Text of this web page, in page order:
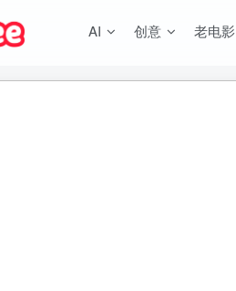
AI 创意 老电影